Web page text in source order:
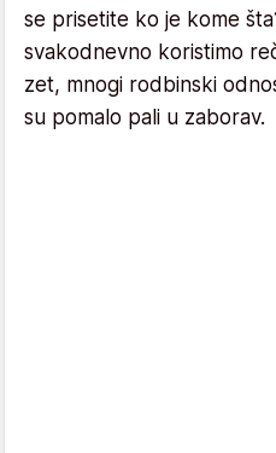
se prisetite ko je kome
svakodnevno koristimo
zet, mnogi rodbinski
su pomalo pali u zaborav.